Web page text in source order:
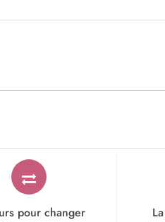
pour changer